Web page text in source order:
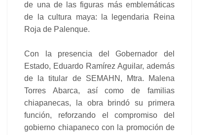
de una de las figuras más emblemáticas
de la cultura maya: la legendaria Reina
Roja de Palenque.
Con la presencia del Gobernador del
Estado, Eduardo Ramírez Aguilar, además
de la titular de SEMAHN, Mtra. Malena
Torres Abarca, así como de familias
chiapanecas, la obra brindó su primera
función, reforzando el compromiso del
gobierno chiapaneco con la promoción de